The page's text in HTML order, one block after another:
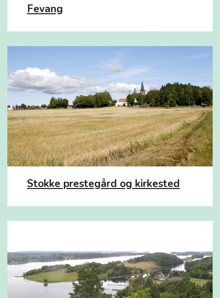
Fevang
Stokke prestegård og kirkested